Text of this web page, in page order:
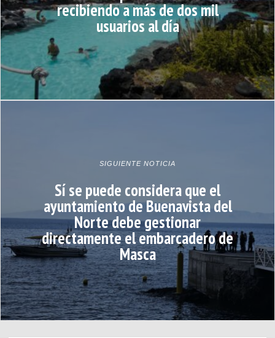
recibiendo a más de dos mil
usuarios al día
SIGUIENTE NOTICIA
Sí se puede considera que el
ayuntamiento de Buenavista del
Norte debe gestionar
directamente el embarcadero de
Masca